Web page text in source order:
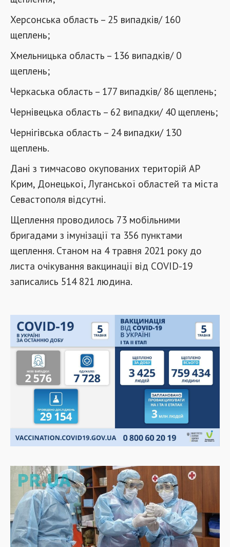
Херсонська область – 25 випадків/ 160
щеплень;
Хмельницька область – 136 випадків/ 0
щеплень;
Черкаська область – 177 випадків/ 86 щеплень;
Чернівецька область – 62 випадки/ 40 щеплень;
Чернігівська область – 24 випадки/ 130
щеплень.
Дані з тимчасово окупованих територій АР
Крим, Донецької, Луганської областей та міста
Севастополя відсутні.
Щеплення проводилось 73 мобільними
бригадами з імунізації та 356 пунктами
щеплення. Станом на 4 травня 2021 року до
листа очікування вакцинації від COVID-19
записались 514 821 людина.